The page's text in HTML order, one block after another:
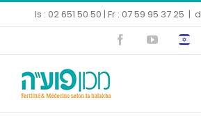
Ouvrir la barre d’outils
to
Is : 02 651 50 50 | Fr : 07 59 95 37 25 |
FacebookYouTube